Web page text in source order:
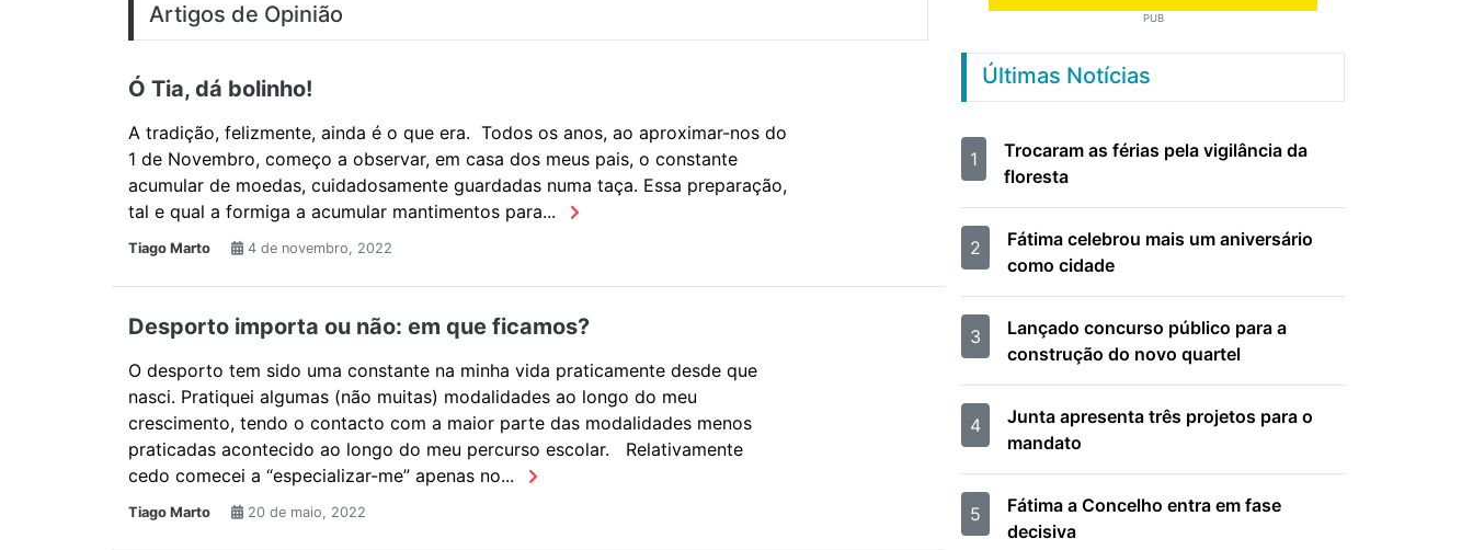
Artigos de Opinião
Ó Tia, dá bolinho!
A tradição, felizmente, ainda é o que era. Todos os anos, ao aproximar-nos do
1 de Novembro, começo a observar, em casa dos meus pais, o constante
acumular de moedas, cuidadosamente guardadas numa taça. Essa preparação,
tal e qual a formiga a acumular mantimentos para...
Tiago Marto 4 de novembro, 2022
Desporto importa ou não: em que ficamos?
O desporto tem sido uma constante na minha vida praticamente desde que
nasci. Pratiquei algumas (não muitas) modalidades ao longo do meu
crescimento, tendo o contacto com a maior parte das modalidades menos
praticadas acontecido ao longo do meu percurso escolar. Relativamente
cedo comecei a “especializar-me” apenas no...
Tiago Marto 20 de maio, 2022
PUB
Últimas Notícias
1
Trocaram as férias pela vigilância da
floresta
2
Fátima celebrou mais um aniversário
como cidade
3
Lançado concurso público para a
construção do novo quartel
4
Junta apresenta três projetos para o
mandato
5
Fátima a Concelho entra em fase
decisiva